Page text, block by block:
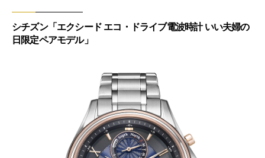
シチズン「エクシード エコ・ドライブ電波時計 いい夫婦の
日限定ペアモデル」